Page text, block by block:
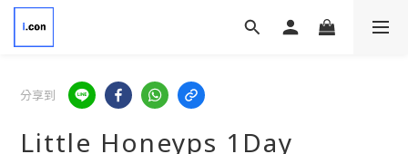
分享到
Little Honeyps 1Day